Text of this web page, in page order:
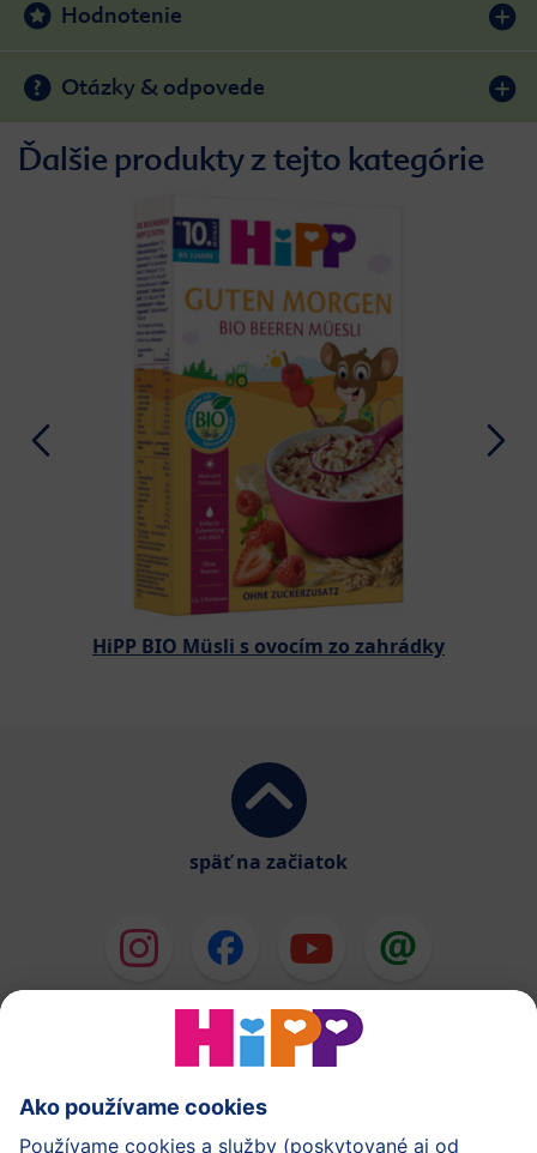
Hodnotenie
Otázky & odpovede
Ďalšie produkty z tejto kategórie
HiPP BIO Müsli s ovocím zo zahrádky
späť na začiatok
HiPP Mlieka
HiPP Príkrmy
HiPP Tehotenstvo